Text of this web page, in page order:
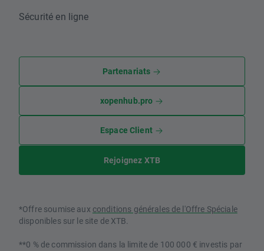
Sécurité en ligne
Partenariats
xopenhub.pro
Espace Client
Rejoignez XTB
*Offre soumise aux conditions générales de l'Offre Spéciale
disponibles sur le site de XTB.
**0 % de commission dans la limite de 100 000 € investis par